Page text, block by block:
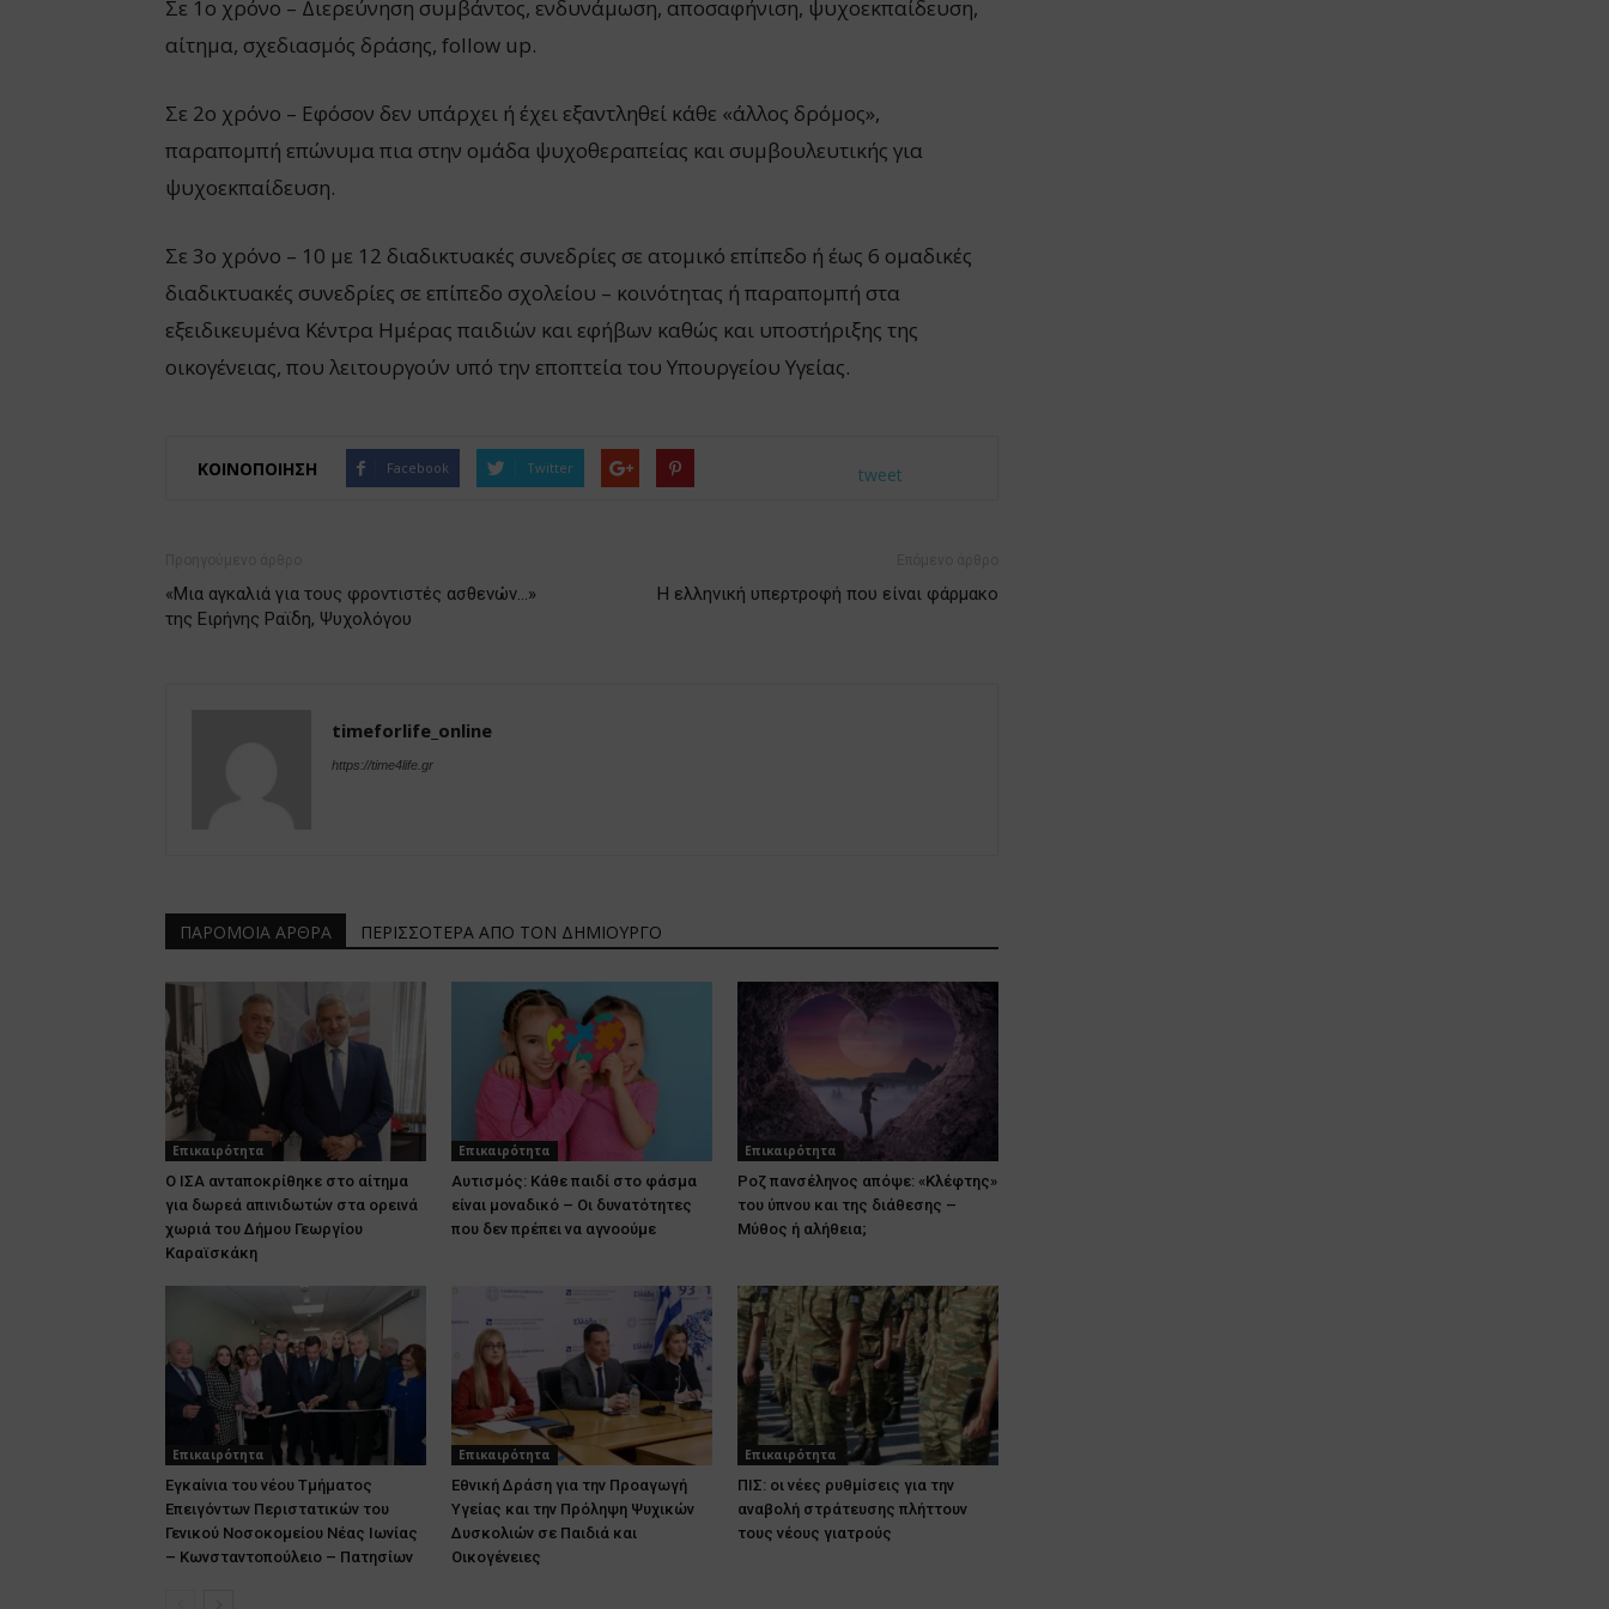
Σε 1ο χρόνο – Διερεύνηση συμβάντος, ενδυνάμωση, αποσαφήνιση, ψυχοεκπαίδευση,
αίτημα, σχεδιασμός δράσης, follow up.
Σε 2ο χρόνο – Εφόσον δεν υπάρχει ή έχει εξαντληθεί κάθε «άλλος δρόμος»,
παραπομπή επώνυμα πια στην ομάδα ψυχοθεραπείας και συμβουλευτικής για
ψυχοεκπαίδευση.
Σε 3ο χρόνο – 10 με 12 διαδικτυακές συνεδρίες σε ατομικό επίπεδο ή έως 6 ομαδικές
διαδικτυακές συνεδρίες σε επίπεδο σχολείου – κοινότητας ή παραπομπή στα
εξειδικευμένα Κέντρα Ημέρας παιδιών και εφήβων καθώς και υποστήριξης της
οικογένειας, που λειτουργούν υπό την εποπτεία του Υπουργείου Υγείας.
ΚΟΙΝΟΠΟΙΗΣΗ Facebook Twitter tweet
«Μια αγκαλιά για τους φροντιστές ασθενών…»
της Ειρήνης Ραϊδη, Ψυχολόγου
Η ελληνική υπερτροφή που είναι φάρμακο
timeforlife_online
https://time4life.gr
ΠΑΡΟΜΟΙΑ ΑΡΘΡΑ ΠΕΡΙΣΣΟΤΕΡΑ ΑΠΟ ΤΟΝ ΔΗΜΙΟΥΡΓΟ
Επικαιρότητα
Ο ΙΣΑ ανταποκρίθηκε στο αίτημα
για δωρεά απινιδωτών στα ορεινά
χωριά του Δήμου Γεωργίου
Καραϊσκάκη
Επικαιρότητα
Αυτισμός: Κάθε παιδί στο φάσμα
είναι μοναδικό – Οι δυνατότητες
που δεν πρέπει να αγνοούμε
Επικαιρότητα
Ροζ πανσέληνος απόψε: «Κλέφτης»
του ύπνου και της διάθεσης –
Μύθος ή αλήθεια;
Επικαιρότητα
Εγκαίνια του νέου Τμήματος
Επειγόντων Περιστατικών του
Γενικού Νοσοκομείου Νέας Ιωνίας
– Κωνσταντοπούλειο – Πατησίων
Επικαιρότητα
Εθνική Δράση για την Προαγωγή
Υγείας και την Πρόληψη Ψυχικών
Δυσκολιών σε Παιδιά και
Οικογένειες
Επικαιρότητα
ΠΙΣ: οι νέες ρυθμίσεις για την
αναβολή στράτευσης πλήττουν
τους νέους γιατρούς